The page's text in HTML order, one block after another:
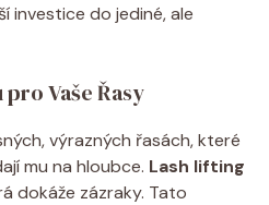
investice do jediné, ale
Vaše Řasy
výrazných řasách, které
mu na hloubce. Lash lifting
dokáže zázraky. Tato